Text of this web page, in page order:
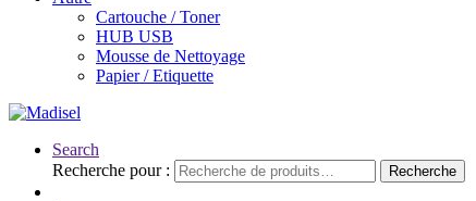
Cartouche / Toner
HUB USB
Mousse de Nettoyage
Papier / Etiquette
Search
Recherche pour :
Recherche